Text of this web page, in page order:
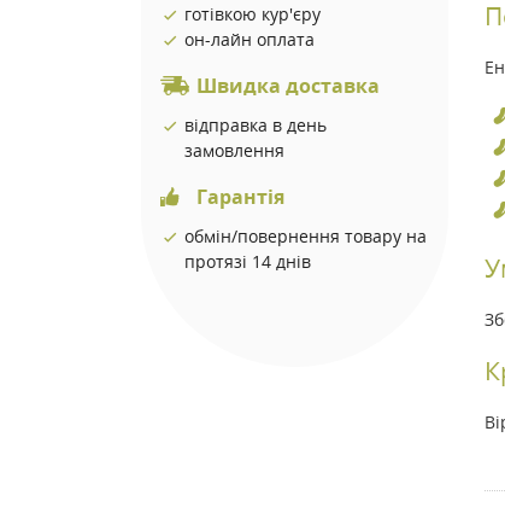
готівкою кур'єру
он-лайн оплата
Швидка доставка
відправка в день
замовлення
Гарантія
обмін/повернення товару на
протязі 14 днів